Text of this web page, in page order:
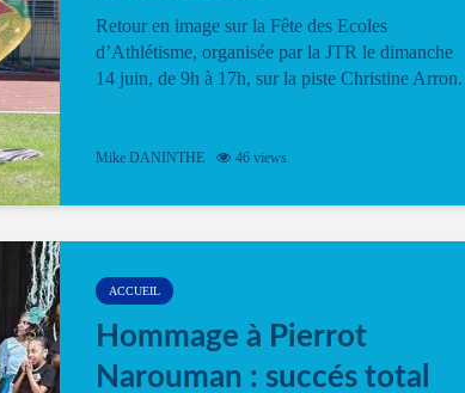
Retour en image sur la Fête des Ecoles
d’Athlétisme, organisée par la JTR le dimanche
14 juin, de 9h à 17h, sur la piste Christine Arron.
Mike DANINTHE 46 views
ACCUEIL
Hommage à Pierrot
Narouman : succés total